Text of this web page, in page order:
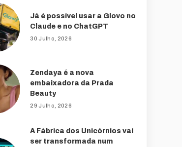
Já é possível usar a Glovo no
Claude e no ChatGPT
30 Julho, 2026
Zendaya é a nova
embaixadora da Prada
Beauty
29 Julho, 2026
A Fábrica dos Unicórnios vai
ser transformada num